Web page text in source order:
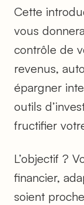
Cette
vous
contrôle de
revenus,
épargner
outils
fructifier
L’objectif ?
financier,
soient